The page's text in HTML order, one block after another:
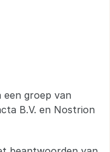
een groep van
B.V. en Nostrion